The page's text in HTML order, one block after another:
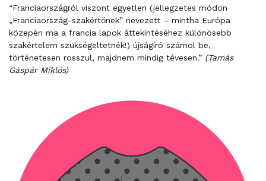
“Franciaországról viszont egyetlen (jellegzetes módon
„Franciaország-szakértőnek” nevezett – mintha Európa
közepén ma a francia lapok áttekintéséhez különösebb
szakértelem szükségeltetnék!) újságíró számol be,
történetesen rosszul, majdnem mindig tévesen.” (Tamás
Gáspár Miklós)